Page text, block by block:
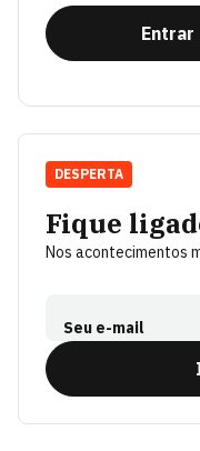
Entrar
Fique
Nos acontecimentos
Seu e-mail
DESPERTA